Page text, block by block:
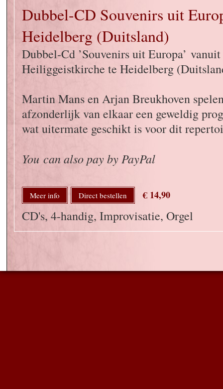
Dubbel-CD Souvenirs uit
Heidelberg (Duitsland)
Dubbel-Cd ’Souvenirs uit Europa’
Heiliggeistkirche te Heidelberg
Martin Mans en Arjan Breukhoven
afzonderlijk van elkaar een geweldig
wat uitermate geschikt is voor dit
You can also pay by PayPal
Meer info Direct bestellen € 14,90
CD's, 4-handig, Improvisatie, Orgel